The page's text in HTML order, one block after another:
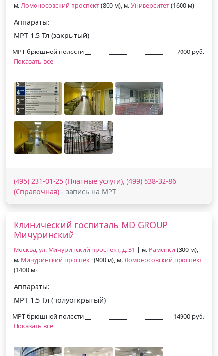
м.Ломоносовский проспект(800 м), м.Университет(1600 м)
Аппараты:
МРТ 1.5 Тл (закрытый)
МРТ брюшной полости
7000 руб.
Показать все
(495) 231-01-25 (Платные услуги), (499) 638-32-86
(Справочная) - запись на МРТ
Клинический госпиталь MD GROUP
Мичуринский
Москва, ул. Мичуринский проспект, д. 31 | м. Раменки (300 м),
м. Мичуринский проспект(900 м), м.Ломоносовский проспект
(1400 м)
Аппараты:
МРТ 1.5 Тл (полуоткрытый)
МРТ брюшной полости
14900 руб.
Показать все